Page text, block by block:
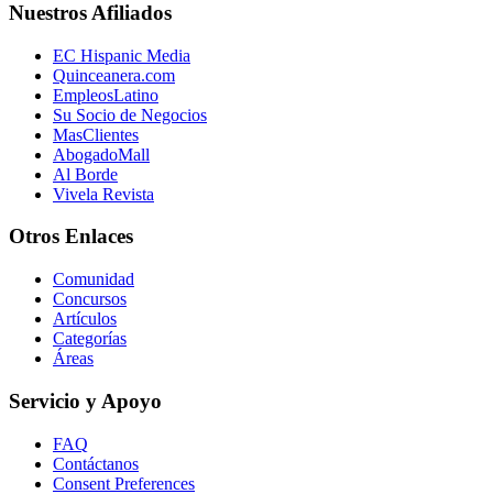
Nuestros Afiliados
EC Hispanic Media
Quinceanera.com
EmpleosLatino
Su Socio de Negocios
MasClientes
AbogadoMall
Al Borde
Vivela Revista
Otros Enlaces
Comunidad
Concursos
Artículos
Categorías
Áreas
Servicio y Apoyo
FAQ
Contáctanos
Consent Preferences